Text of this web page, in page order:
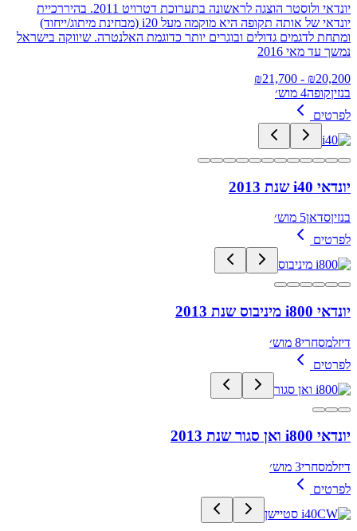
יונדאי ולוסטר הוצגה לראשונה בתערוכת דטרויט 2011. בהיררכיית
יונדאי של אותה תקופה היא מוקמה מעל i20 (מבחינת מיתוג/ייחוד)
ומתחת לדגמים גדולים ובוגרים יותר כדוגמת האלנטרה. שיווקה בישראל
נמשך עד מאי 2016
₪20,200
- ₪
21,700
בנזיןקופה4 מוש׳
לפרטים
יונדאי i40 שנת 2013
בנזיןסדאן5 מוש׳
לפרטים
יונדאי i800 מיניבוס שנת 2013
דיזלמסחרי8 מוש׳
לפרטים
יונדאי i800 ואן סגור שנת 2013
דיזלמסחרי3 מוש׳
לפרטים